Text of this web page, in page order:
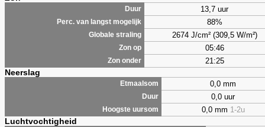
Duur 13,7 uur
Perc. van langst mogelijk 88%
Globale straling 2674 J/cm² (309,5 W/m²)
Zon op 05:46
Zon onder 21:25
Neerslag
Etmaalsom 0,0 mm
Duur 0,0 uur
Hoogste uursom 0,0 mm 1-2u
Luchtvochtigheid